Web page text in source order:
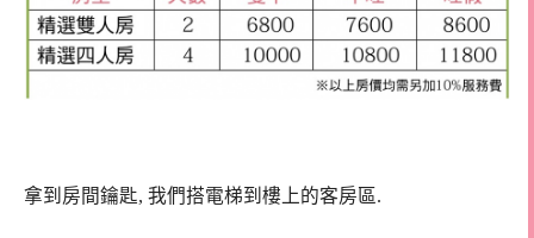
拿到房間鑰匙, 我們搭電梯到樓上的客房區.